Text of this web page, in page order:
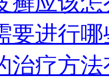
要进行
治疗方